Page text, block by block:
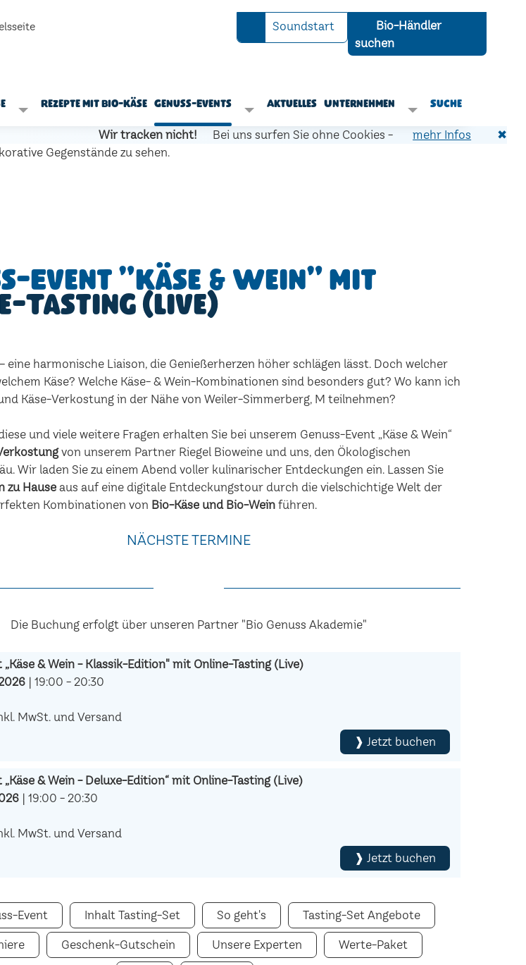
Soundstart
Bio-Händler
suchen
Rezepte mit Bio-Käse Genuss-Events Aktuelles Unternehmen Suche
Wir tracken nicht! Bei uns surfen Sie ohne Cookies - mehr Infos ✖
Event "Käse & Wein" mit
Tasting (live)
eine harmonische Liaison, die Genießerherzen höher schlägen lässt. Doch welcher
Käse? Welche Käse- & Wein-Kombinationen sind besonders gut? Wo kann ich
Käse-Verkostung in der Nähe von Weiler-Simmerberg, M teilnehmen?
und viele weitere Fragen erhalten Sie bei unserem Genuss-Event „Käse & Wein“
von unserem Partner Riegel Bioweine und uns, den Ökologischen
Wir laden Sie zu einem Abend voller kulinarischer Entdeckungen ein. Lassen Sie
zu Hauseaus auf eine digitale Entdeckungstour durch die vielschichtige Welt der
Kombinationen von Bio-Käse und Bio-Wein führen.
NÄCHSTE TERMINE
Die Buchung erfolgt über unseren Partner "Bio Genuss Akademie"
„Käse & Wein - Klassik-Edition" mit Online-Tasting (Live)
| 19:00 - 20:30
MwSt. und Versand
❱ Jetzt buchen
„Käse & Wein - Deluxe-Edition“ mit Online-Tasting (Live)
| 19:00 - 20:30
MwSt. und Versand
❱ Jetzt buchen
Event Inhalt Tasting-Set So geht's Tasting-Set Angebote
Geschenk-Gutschein Unsere Experten Werte-Paket